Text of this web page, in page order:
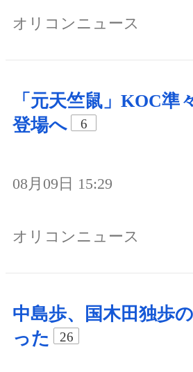
オリコンニュース
「元天竺鼠」KOC準
登場へ
6
08月09日 15:29
オリコンニュース
中島歩、国木田独歩
った
26